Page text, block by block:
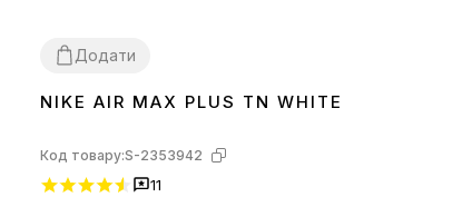
Додати
3637 38 39 404144
NIKE AIR MAX PLUS TN WHITE
Код товару:S-2353942
11